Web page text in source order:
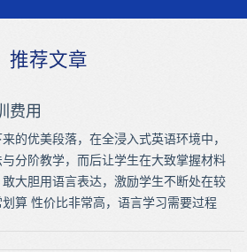
推荐文章
费用
的优美段落，在全浸入式英语环境中，
分阶教学，而后让学生在大致掌握材料
大胆用语言表达，激励学生不断处在较
算 性价比非常高，语言学习需要过程